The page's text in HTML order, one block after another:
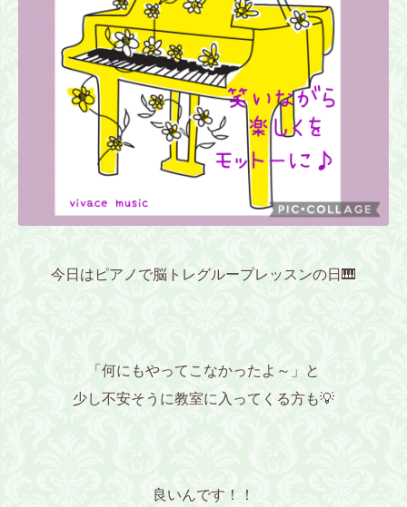
今日はピアノで脳トレグループレッスンの日🎹
「何にもやってこなかったよ～」と
少し不安そうに教室に入ってくる方も💡
良いんです！！